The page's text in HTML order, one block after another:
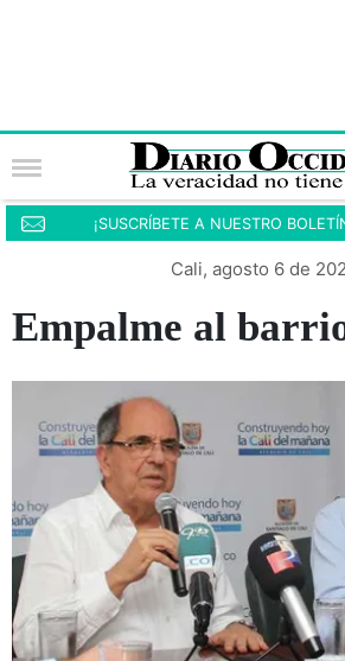
¡SUSCRÍBETE A NUESTRO
Cali, agosto 6 de
Empalme al